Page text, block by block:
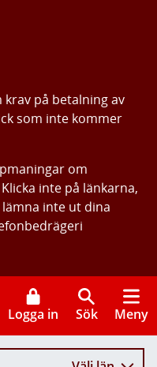
krav på betalning av
som inte kommer
om
inte på länkarna,
inte ut dina
Logga in Sök Meny